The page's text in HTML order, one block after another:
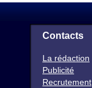
Contacts
La rédaction
Publicité
Recrutement